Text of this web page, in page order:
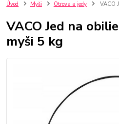
Úvod Myši Otrova a jedy VACO
VACO Jed na
myši 5 kg